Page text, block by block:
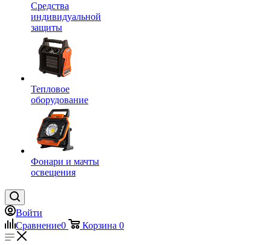
Средства
индивидуальной
защиты
Тепловое
оборудование
Фонари и мачты
освещения
Войти
Сравнение0 Корзина 0